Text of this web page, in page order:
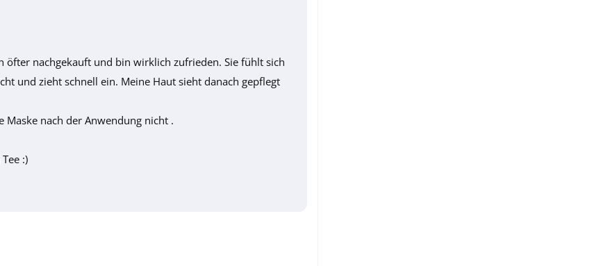
öfter nachgekauft und bin wirklich zufrieden. Sie fühlt sich
und zieht schnell ein. Meine Haut sieht danach gepflegt
Maske nach der Anwendung nicht .
:)